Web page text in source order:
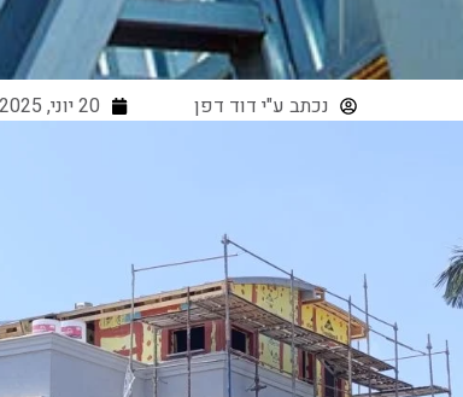
נכתב ע"י דוד דפן 20 יוני, 2025